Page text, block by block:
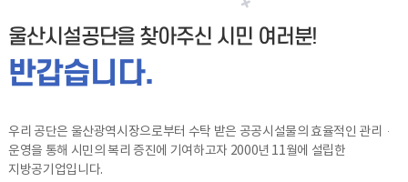
울산시설공단을 찾아주신 시민 여러분!
반갑습니다.
우리 공단은 울산광역시장으로부터 수탁 받은 공공시설물의 효율적인 관리·
운영을 통해 시민의 복리 증진에 기여하고자 2000년 11월에 설립한
지방공기업입니다.